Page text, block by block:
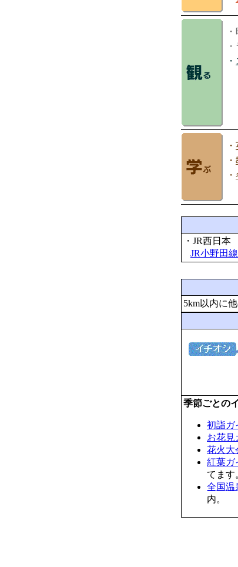
・
・
・
・
・JR西日本
JR小野田線
5km以内に
季節ごとの
初詣ガ
お花見
花火大
紅葉ガ
てます
全国温
内。